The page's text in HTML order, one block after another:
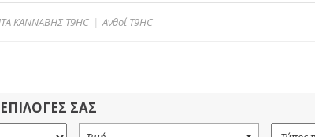
ΚΑΝΝΑΒΗΣ T9HC Ανθοί T9HC
ΣΑΣ